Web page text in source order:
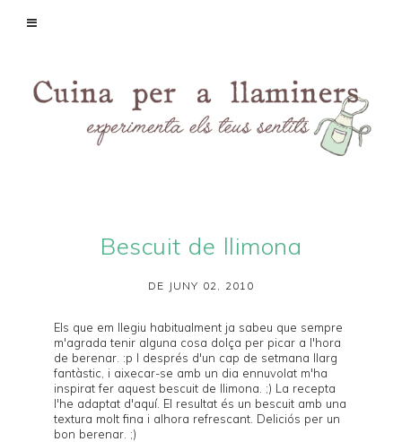
Bescuit de llimona
DE JUNY 02, 2010
Els que em llegiu habitualment ja sabeu que sempre
m'agrada tenir alguna cosa dolça per picar a l'hora
de berenar. :p I després d'un cap de setmana llarg
fantàstic, i aixecar-se amb un dia ennuvolat m'ha
inspirat fer aquest bescuit de llimona. ;) La recepta
l'he adaptat d'aquí. El resultat és un bescuit amb una
textura molt fina i alhora refrescant. Deliciós per un
bon berenar. ;)